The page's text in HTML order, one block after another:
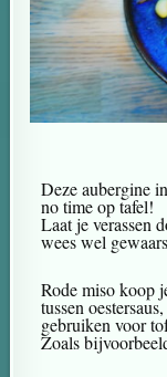
Deze aubergine
no time op tafel!
Laat je verassen
wees wel
Rode miso koop
tussen
gebruiken voor
Zoals